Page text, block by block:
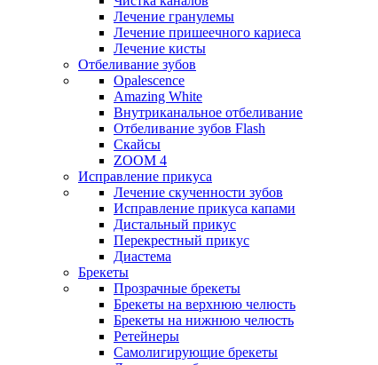
Лечение гранулемы
Лечение пришеечного кариеса
Лечение кисты
Отбеливание зубов
Opalescence
Amazing White
Внутриканальное отбеливание
Отбеливание зубов Flash
Скайсы
ZOOM 4
Исправление прикуса
Лечение скученности зубов
Исправление прикуса капами
Дистальный прикус
Перекрестный прикус
Диастема
Брекеты
Прозрачные брекеты
Брекеты на верхнюю челюсть
Брекеты на нижнюю челюсть
Ретейнеры
Самолигирующие брекеты